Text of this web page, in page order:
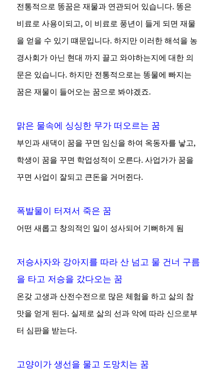
전통적으로 똥꿈은 재물과 연관되어 있습니다. 똥은
비료로 사용이되고, 이 비료로 풍년이 들게 되면 재물
을 얻을 수 있기 떄문입니다. 하지만 이러한 해석을 농
경사회가 아닌 현대 까지 끌고 와야하는지에 대한 의
문은 있습니다. 하지만 전통적으로는 똥물에 빠지는
꿈은 재물이 들어오는 꿈으로 봐야겠죠.
맑은 물속에 싱싱한 무가 떠오르는 꿈
부인과 새댁이 꿈을 꾸면 임신을 하여 옥동자를 낳고,
학생이 꿈을 꾸면 학업성적이 오른다. 사업가가 꿈을
꾸면 사업이 잘되고 큰돈을 거머쥔다.
폭발물이 터져서 죽은 꿈
어떤 새롭고 창의적인 일이 성사되어 기뻐하게 됨
저승사자와 강아지를 따라 산 넘고 물 건너 구름
을 타고 저승을 갔다오는 꿈
온갖 고생과 산전수전으로 많은 체험을 하고 삶의 참
맛을 얻게 된다. 실제로 삶의 선과 악에 따라 신으로부
터 심판을 받는다.
고양이가 생선을 물고 도망치는 꿈